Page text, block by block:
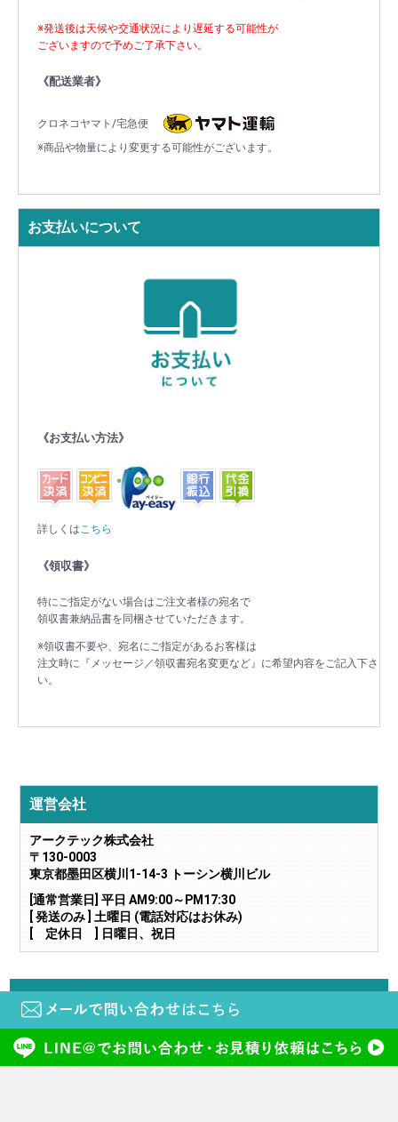
※発送後は天候や交通状況により遅延する可能性が
ございますので予めご了承下さい。
《配送業者》
クロネコヤマト/宅急便
※商品や物量により変更する可能性がございます。
お支払いについて
《お支払い方法》
詳しくはこちら
《領収書》
特にご指定がない場合はご注文者様の宛名で
領収書兼納品書を同梱させていただきます。
※領収書不要や、宛名にご指定があるお客様は
注文時に『メッセージ／領収書宛名変更など』に希望内容をご記入下さ
い。
運営会社
アークテック株式会社
〒130-0003
東京都墨田区横川1-14-3 トーシン横川ビル
[通常営業日] 平日 AM9:00～PM17:30
[ 発送のみ ] 土曜日 (電話対応はお休み)
[ 定休日 ] 日曜日、祝日
copyright (c) 鍵と電気錠の通販サイトkeyDEPO. all rights reserved.